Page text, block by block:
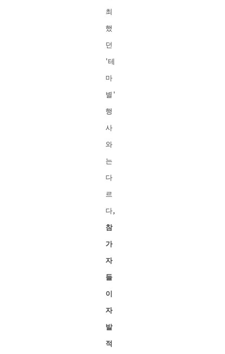
최
했
던
'테
마
별'
행
사
와
는
다
르
다,
참
가
자
들
이
자
발
적